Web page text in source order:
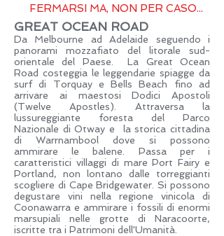
FERMARSI MA, NON PER CASO...
GREAT OCEAN ROAD
Da Melbourne ad Adelaide seguendo i
panorami mozzafiato del litorale sud-
orientale del Paese. La Great Ocean
Road costeggia le leggendarie spiagge da
surf di Torquay e Bells Beach fino ad
arrivare ai maestosi Dodici Apostoli
(Twelve Apostles). Attraversa la
lussureggiante foresta del Parco
Nazionale di Otway e la storica cittadina
di Warrnambool dove si possono
ammirare le balene. Passa per i
caratteristici villaggi di mare Port Fairy e
Portland, non lontano dalle torreggianti
scogliere di Cape Bridgewater. Si possono
degustare vini nella regione vinicola di
Coonawarra e ammirare i fossili di enormi
marsupiali nelle grotte di Naracoorte,
iscritte tra i Patrimoni dell'Umanità.